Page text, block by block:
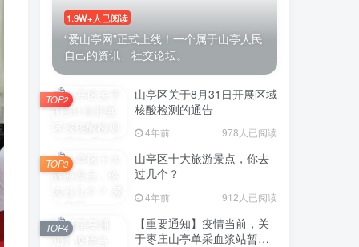
1.9W+人已阅读
“爱山亭网”正式上线！一个属于山亭人民
自己的资讯、社交论坛。
山亭区关于8月31日开展区域
核酸检测的通告
4年前 978人已阅读
TOP2
山亭区十大旅游景点，你去
过几个？
4年前 912人已阅读
TOP3
【重要通知】疫情当前，关
于枣庄山亭单采血浆站暂停
TOP4
微信登录
示同意